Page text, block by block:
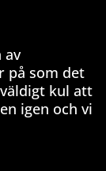
av
på som det
kul att
igen och vi